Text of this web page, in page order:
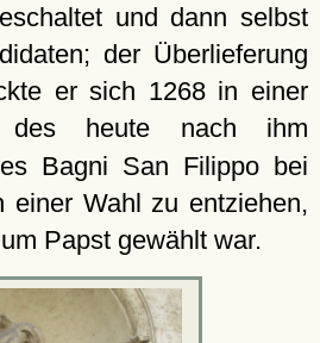
und dann selbst
der Überlieferung
er sich 1268 in einer
heute nach ihm
Bagni San Filippo bei
einer Wahl zu entziehen,
Papst gewählt war.